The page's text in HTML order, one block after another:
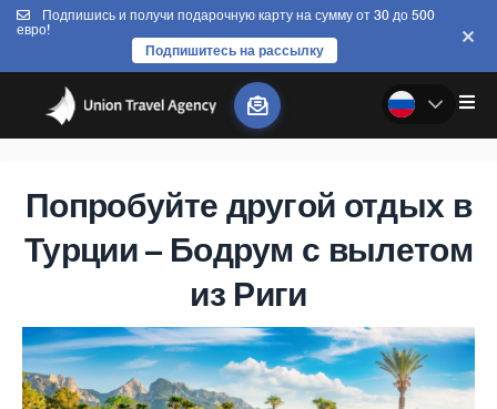
Подпишись и получи подарочную карту на сумму от 30 до 500
евро!
Подпишитесь на рассылку
Попробуйте другой отдых в
Турции – Бодрум с вылетом
из Риги